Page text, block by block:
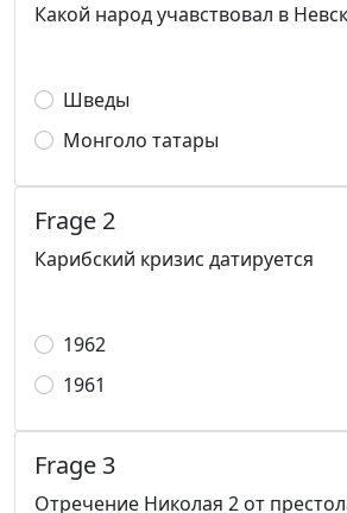
Какой народ учавствовал в
Шведы
Монголо татары
Frage 2
Карибский кризис датируется
1962
1961
Frage 3
Отречение Николая 2 от